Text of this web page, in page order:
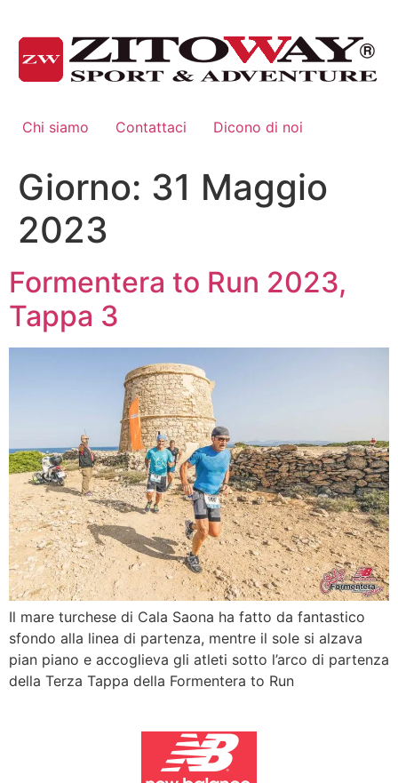
Chi siamo Contattaci Dicono di noi
Giorno: 31 Maggio
2023
Formentera to Run 2023,
Tappa 3
Il mare turchese di Cala Saona ha fatto da fantastico
sfondo alla linea di partenza, mentre il sole si alzava
pian piano e accoglieva gli atleti sotto l’arco di partenza
della Terza Tappa della Formentera to Run